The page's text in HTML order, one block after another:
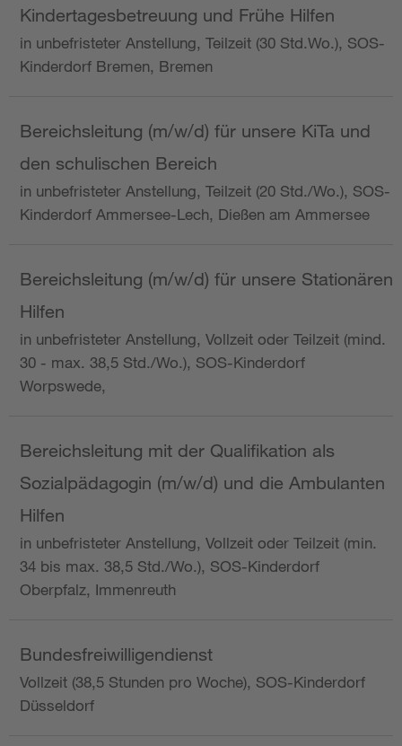
Kindertagesbetreuung und Frühe Hilfen
in unbefristeter Anstellung, Teilzeit (30 Std.Wo.), SOS-
Kinderdorf Bremen, Bremen
Bereichsleitung (m/w/d) für unsere KiTa und
den schulischen Bereich
in unbefristeter Anstellung, Teilzeit (20 Std./Wo.), SOS-
Kinderdorf Ammersee-Lech, Dießen am Ammersee
Bereichsleitung (m/w/d) für unsere Stationären
Hilfen
in unbefristeter Anstellung, Vollzeit oder Teilzeit (mind.
30 - max. 38,5 Std./Wo.), SOS-Kinderdorf
Worpswede,
Bereichsleitung mit der Qualifikation als
Sozialpädagogin (m/w/d) und die Ambulanten
Hilfen
in unbefristeter Anstellung, Vollzeit oder Teilzeit (min.
34 bis max. 38,5 Std./Wo.), SOS-Kinderdorf
Oberpfalz, Immenreuth
Bundesfreiwilligendienst
Vollzeit (38,5 Stunden pro Woche), SOS-Kinderdorf
Düsseldorf